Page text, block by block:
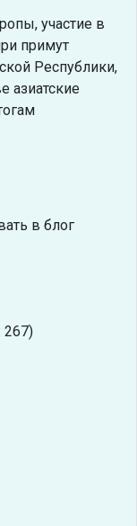
участие в
примут
Республики,
азиатские
в блог
267)